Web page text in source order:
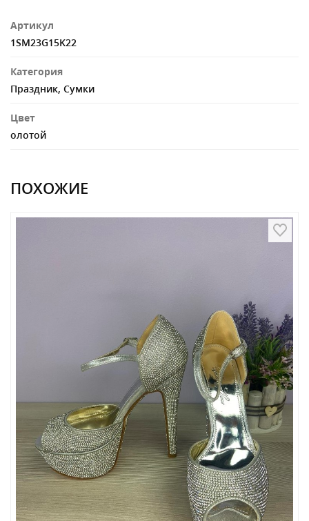
Артикул
1SM23G15K22
Категория
Праздник, Сумки
Цвет
олотой
ПОХОЖИЕ